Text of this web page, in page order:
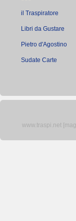
il Traspiratore
Libri da Gustare
Pietro d'Agostino
Sudate Carte
www.traspi.net